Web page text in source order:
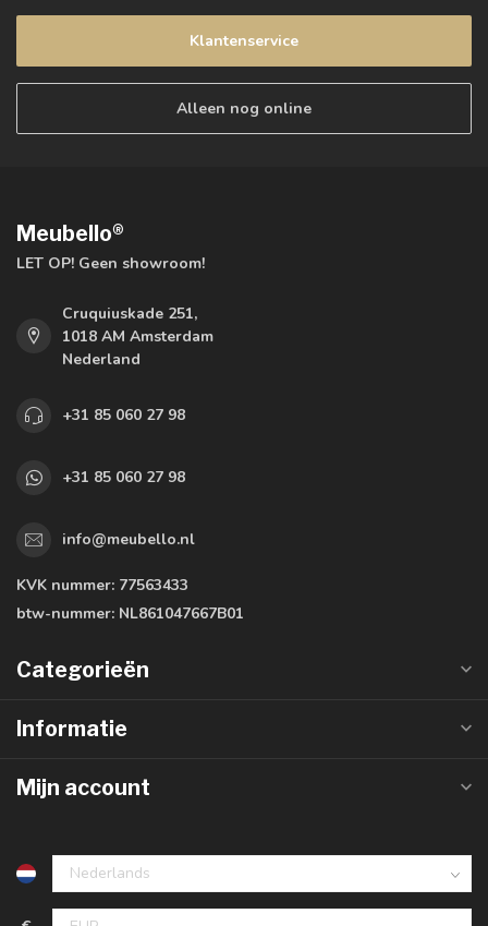
Klantenservice
Alleen nog online
Meubello®
LET OP! Geen showroom!
Cruquiuskade 251,
1018 AM Amsterdam
Nederland
+31 85 060 27 98
+31 85 060 27 98
info@meubello.nl
KVK nummer: 77563433
btw-nummer: NL861047667B01
Categorieën
Informatie
Mijn account